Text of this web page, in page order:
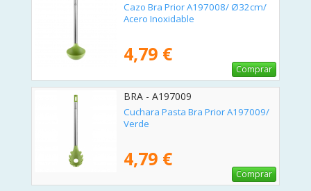
Cazo Bra Prior A197008/ Ø32cm/
Acero Inoxidable
4,79 €
Comprar
BRA - A197009
Cuchara Pasta Bra Prior A197009/
Verde
4,79 €
Comprar